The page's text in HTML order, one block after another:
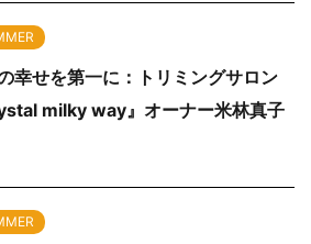
幸せを第一に：トリミングサロン
milky way』オーナー米林真子